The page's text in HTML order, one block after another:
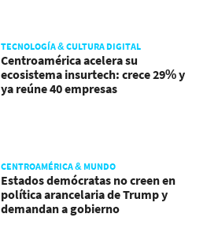
TECNOLOGÍA & CULTURA DIGITAL
Centroamérica acelera su
ecosistema insurtech: crece 29% y
ya reúne 40 empresas
CENTROAMÉRICA & MUNDO
Estados demócratas no creen en
política arancelaria de Trump y
demandan a gobierno